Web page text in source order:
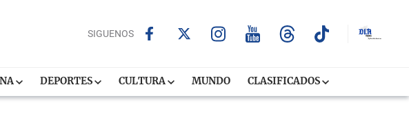
SIGUENOS
DEPORTES CULTURA MUNDO CLASIFICADOS